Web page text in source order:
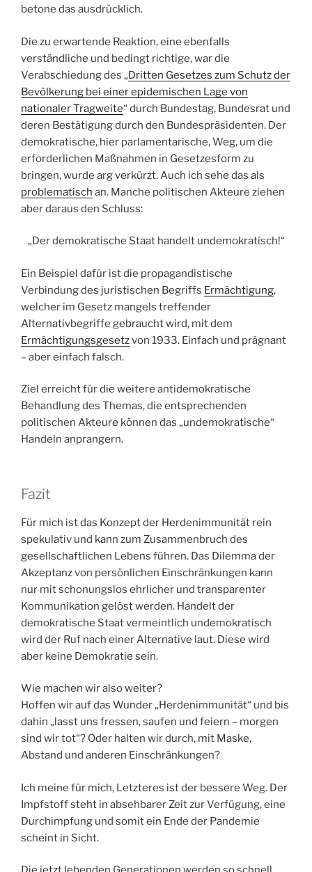
betone das ausdrücklich.
Die zu erwartende Reaktion, eine ebenfalls
verständliche und bedingt richtige, war die
Verabschiedung des „Dritten Gesetzes zum Schutz der
Bevölkerung bei einer epidemischen Lage von
nationaler Tragweite“ durch Bundestag, Bundesrat und
deren Bestätigung durch den Bundespräsidenten. Der
demokratische, hier parlamentarische, Weg, um die
erforderlichen Maßnahmen in Gesetzesform zu
bringen, wurde arg verkürzt. Auch ich sehe das als
problematisch an. Manche politischen Akteure ziehen
aber daraus den Schluss:
„Der demokratische Staat handelt undemokratisch!“
Ein Beispiel dafür ist die propagandistische
Verbindung des juristischen Begriffs Ermächtigung,
welcher im Gesetz mangels treffender
Alternativbegriffe gebraucht wird, mit dem
Ermächtigungsgesetzvon 1933. Einfach und prägnant
– aber einfach falsch.
Ziel erreicht für die weitere antidemokratische
Behandlung des Themas, die entsprechenden
politischen Akteure können das „undemokratische“
Handeln anprangern.
Fazit
Für mich ist das Konzept der Herdenimmunität rein
spekulativ und kann zum Zusammenbruch des
gesellschaftlichen Lebens führen. Das Dilemma der
Akzeptanz von persönlichen Einschränkungen kann
nur mit schonungslos ehrlicher und transparenter
Kommunikation gelöst werden. Handelt der
demokratische Staat vermeintlich undemokratisch
wird der Ruf nach einer Alternative laut. Diese wird
aber keine Demokratie sein.
Wie machen wir also weiter?
Hoffen wir auf das Wunder „Herdenimmunität“ und bis
dahin „lasst uns fressen, saufen und feiern – morgen
sind wir tot“? Oder halten wir durch, mit Maske,
Abstand und anderen Einschränkungen?
Ich meine für mich, Letzteres ist der bessere Weg. Der
Impfstoff steht in absehbarer Zeit zur Verfügung, eine
Durchimpfung und somit ein Ende der Pandemie
scheint in Sicht.